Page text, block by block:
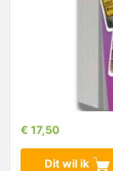
€ 17,50
Dit wil ik